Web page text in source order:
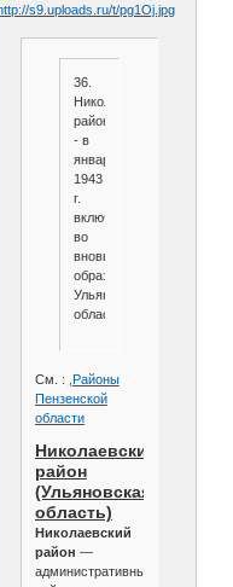
36.
Николаевский
район
- в
январе
1943
г.
включен
во
вновь
образованную
Ульяновскую
область.
См. : ,Районы
Пензенской
области
Николаевский
район
(Ульяновская
область)
Николаевский
район —
административный